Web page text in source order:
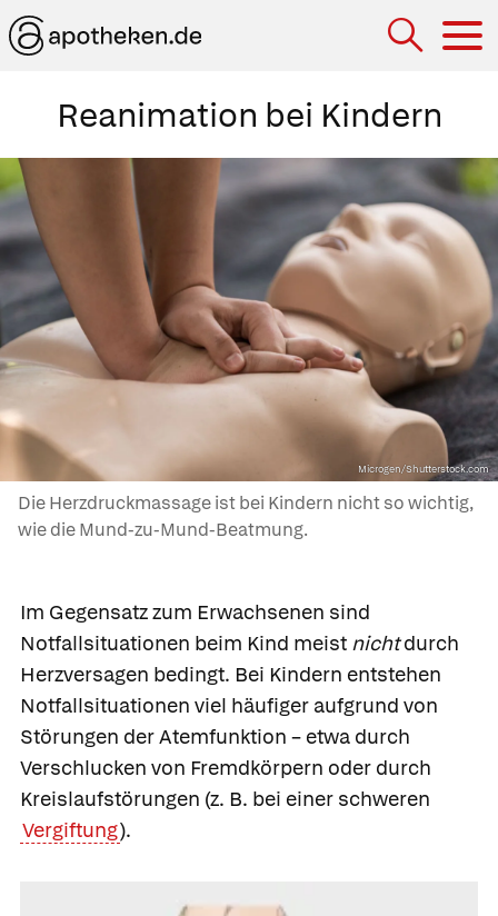
Reanimation bei Kindern
Microgen/Shutterstock.com
Die Herzdruckmassage ist bei Kindern nicht so wichtig,
wie die Mund-zu-Mund-Beatmung.
Im Gegensatz zum Erwachsenen sind
Notfallsituationen beim Kind meist nichtdurch
Herzversagen bedingt. Bei Kindern entstehen
Notfallsituationen viel häufiger aufgrund von
Störungen der Atemfunktion – etwa durch
Verschlucken von Fremdkörpern oder durch
Kreislaufstörungen (z. B. bei einer schweren
Vergiftung).